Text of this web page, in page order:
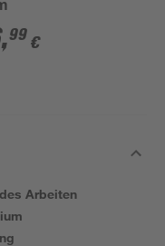
,99 €
Arbeiten